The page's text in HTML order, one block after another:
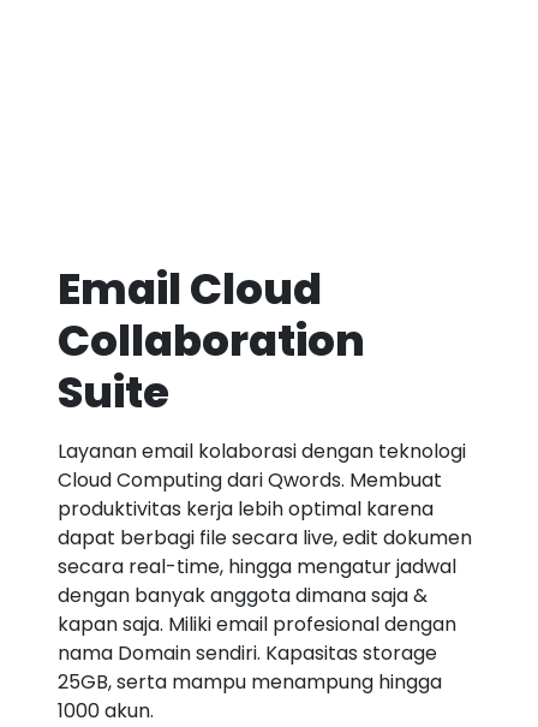
Email Cloud
Collaboration
Suite
Layanan email kolaborasi dengan teknologi
Cloud Computing dari Qwords. Membuat
produktivitas kerja lebih optimal karena
dapat berbagi file secara live, edit dokumen
secara real-time, hingga mengatur jadwal
dengan banyak anggota dimana saja &
kapan saja. Miliki email profesional dengan
nama Domain sendiri. Kapasitas storage
25GB, serta mampu menampung hingga
1000 akun.